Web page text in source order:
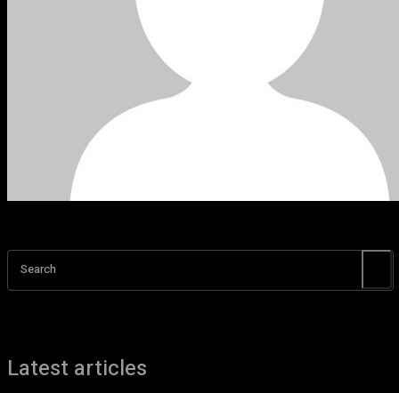
Search
Latest articles